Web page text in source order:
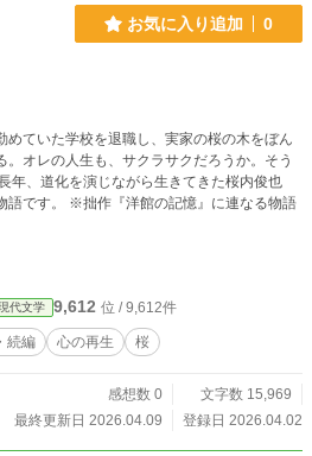
には主人公が過去の深い傷と向き合うための
、および性的な暴力に関する言及が含まれま
お気に入り追加 0
めていた学校を退職し、実家の桜の木をぼん
。オレの人生も、サクラサクだろうか。そう
年、道化を演じながら生きてきた桜内俊也
語です。 ※拙作『洋館の記憶』に連なる物語
代文学 9,612 位 / 9,612件
続編 心の再生 桜
感想数 0
文字数 15,969
最終更新日 2026.04.09
登録日 2026.04.02